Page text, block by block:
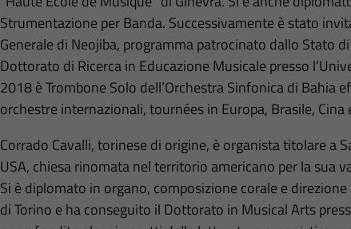
Strumentazione per Banda. Successivamente è stato
Generale di Neojiba, programma patrocinato dallo Stato
Dottorato di Ricerca in Educazione Musicale presso
2018 è Trombone Solo dell’Orchestra Sinfonica di Bahia
orchestre internazionali, tournées in Europa, Brasile, Cina
Corrado Cavalli, torinese di origine, è organista titolare a
USA, chiesa rinomata nel territorio americano per la sua
Si è diplomato in organo, composizione corale e
di Torino e ha conseguito il Dottorato in Musical Arts